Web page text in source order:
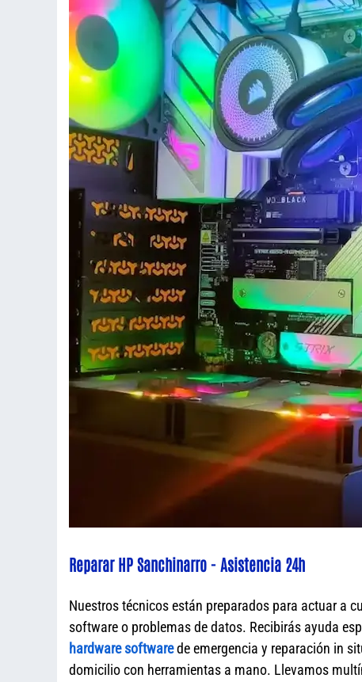
Reparar HP Sanchinarro - Asistencia 24h
Nuestros técnicos están preparados para actuar a
software o problemas de datos. Recibirás ayuda
hardware softwarede emergencia y reparación in
domicilio con herramientas a mano. Llevamos